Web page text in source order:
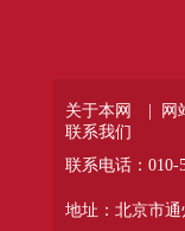
关于本网 | 网
联系我们
联系电话：010-
地址：北京市通